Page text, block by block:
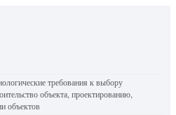
требования к выбору
объекта, проектированию,
объектов